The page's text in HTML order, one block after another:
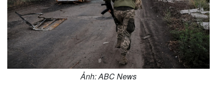
Multimedia
Ảnh: ABC News